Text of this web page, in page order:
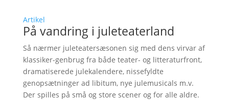
Artikel
På vandring i juleteaterland
Så nærmer juleteatersæsonen sig med dens virvar af
klassiker-genbrug fra både teater- og litteraturfront,
dramatiserede julekalendere, nissefyldte
genopsætninger ad libitum, nye julemusicals m.v.
Der spilles på små og store scener og for alle aldre.